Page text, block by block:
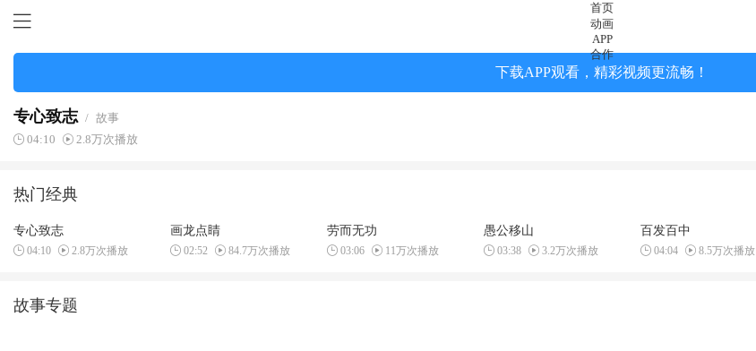
首页
动画
APP
合作
下载APP观看，精彩视频更流畅！
专心致志 / 故事
04:10
2.8万次播放
热门经典
专心致志
04:10 2.8万次播放
画龙点睛
02:52 84.7万次播放
劳而无功
03:06 11万次播放
愚公移山
03:38 3.2万次播放
百发百中
04:04 8.5万次播放
故事专题